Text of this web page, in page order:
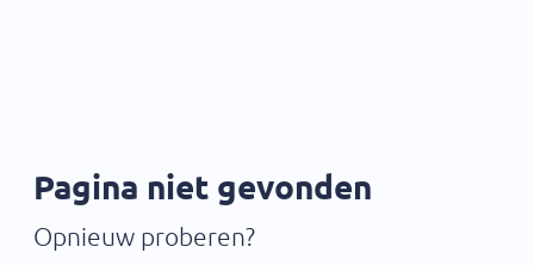
Pagina niet gevonden
Opnieuw proberen?